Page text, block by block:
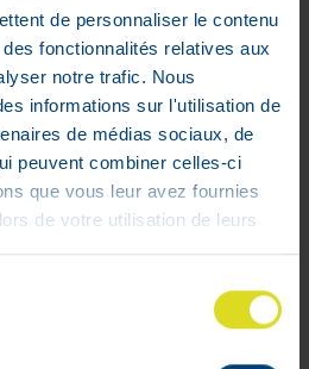
de personnaliser le contenu
fonctionnalités relatives aux
notre trafic. Nous
informations sur l'utilisation de
de médias sociaux, de
peuvent combiner celles-ci
que vous leur avez fournies
de votre utilisation de leurs
waaronder
het behoud van de
een optimaal
bekomen.